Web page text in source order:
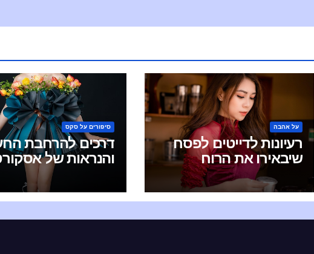
סיפורים על סקס
דרכים להרחבת
והנראות של
על אהבה
רעיונות לדייטים לפסח
שיבאירו את הרוח